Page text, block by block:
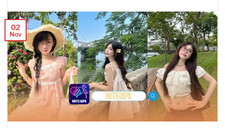
02
Nov